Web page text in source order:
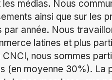
médias. Nous
ainsi que sur les
année. Nous
latines et plus
nous sommes
(en moyenne 30%). La